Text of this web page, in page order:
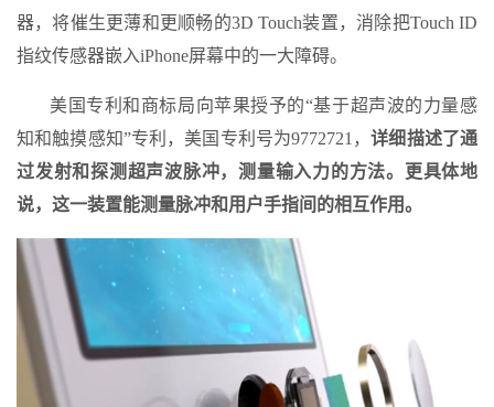
器，将催生更薄和更顺畅的3D Touch装置，消除把Touch ID
指纹传感器嵌入iPhone屏幕中的一大障碍。
美国专利和商标局向苹果授予的“基于超声波的力量感
知和触摸感知”专利，美国专利号为9772721，详细描述了通
过发射和探测超声波脉冲，测量输入力的方法。更具体地
说，这一装置能测量脉冲和用户手指间的相互作用。